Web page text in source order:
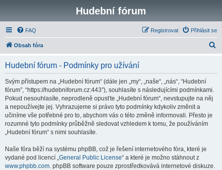
Hudební fórum
FAQ Přihlásit se
Registrovat
Obsah fóra
Hudební fórum - Podmínky pro užívání
Svým přístupem na „Hudební fórum“ (dále jen „my“, „naše“, „nás“, “Hudební
fórum”, “https://hudebniforum.cz:443”), souhlasíte s následujícími podmínkami.
Pokud nesouhlasíte, neprodleně opusťte „Hudební fórum“, nevstupujte na něj
a nepoužívejte jej. Vyhrazujeme si právo tyto podmínky kdykoliv změnit a
učiníme vše potřebné pro to, abychom vás o této změně informovali. Přesto je
rozumné tyto podmínky průběžně sledovat vzhledem k tomu, že používáním
„Hudební fórum“ s nimi souhlasíte.
Naše fóra běží na systému phpBB, což je řešení internetového fóra, které je
vydané pod licencí „General Public License“ a které je možno stáhnout z
www.phpbb.com. phpBB software pouze zprostředkovává internetové diskuze.